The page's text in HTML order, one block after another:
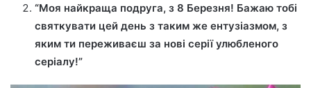
“Моя найкраща подруга, з 8 Березня! Бажаю тобі
святкувати цей день з таким же ентузіазмом, з
яким ти переживаєш за нові серії улюбленого
серіалу!”